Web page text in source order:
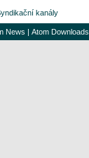
kanály
News | Atom Downloads